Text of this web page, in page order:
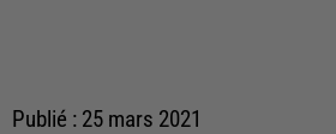
Publié : 25 mars 2021